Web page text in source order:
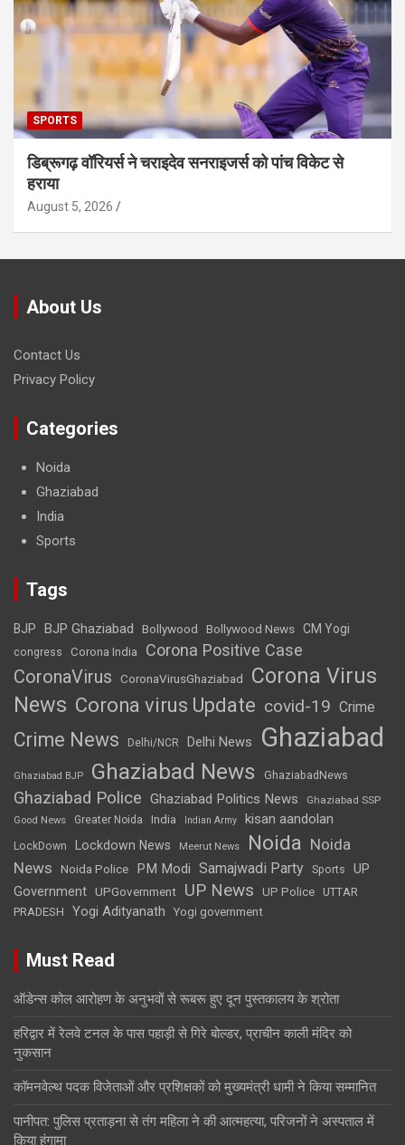
SPORTS
डिब्रूगढ़ वॉरियर्स ने चराइदेव सनराइजर्स को पांच विकेट से
हराया
August 5, 2026
About Us
Contact Us
Privacy Policy
Categories
Noida
Ghaziabad
India
Sports
Tags
BJP BJP Ghaziabad Bollywood Bollywood News CM Yogi
congress Corona India Corona Positive Case
CoronaVirus CoronaVirusGhaziabad
Corona Virus
News Corona virus Update covid-19 Crime
Crime News Delhi/NCR Delhi News Ghaziabad
Ghaziabad BJP Ghaziabad News GhaziabadNews
Ghaziabad Police Ghaziabad Politics News Ghaziabad SSP
Good News Greater Noida India Indian Army kisan aandolan
LockDown Lockdown News Meerut News Noida Noida
News
Noida Police PM Modi Samajwadi Party Sports
UP
Government UPGovernment UP News UP Police
UTTAR
PRADESH
Yogi Adityanath Yogi government
Must Read
ऑडेन्स कोल आरोहण के अनुभवों से रूबरू हुए दून पुस्तकालय के श्रोता
हरिद्वार में रेलवे टनल के पास पहाड़ी से गिरे बोल्डर, प्राचीन काली मंदिर को
नुकसान
कॉमनवेल्थ पदक विजेताओं और प्रशिक्षकों को मुख्यमंत्री धामी ने किया सम्मानित
पानीपत: पुलिस प्रताड़ना से तंग महिला ने की आत्महत्या, परिजनों ने अस्पताल में
किया हंगामा